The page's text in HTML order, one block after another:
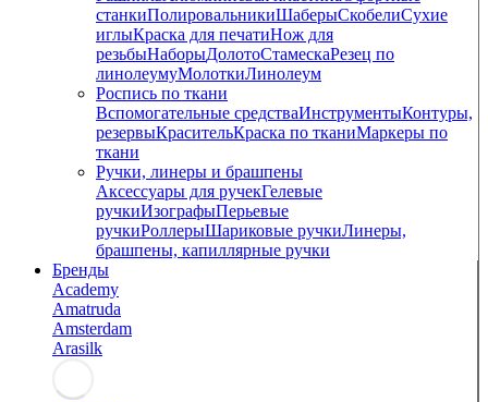
станкиПолировальникиШаберыСкобелиСухие
иглыКраска для печатиНож для
резьбыНаборыДолотоСтамескаРезец по
линолеумуМолоткиЛинолеум
Роспись по ткани
Вспомогательные средстваИнструментыКонтуры,
резервыКрасительКраска по тканиМаркеры по
ткани
Ручки, линеры и брашпены
Аксессуары для ручекГелевые
ручкиИзографыПерьевые
ручкиРоллерыШариковые ручкиЛинеры,
брашпены, капиллярные ручки
Бренды
Academy
Amatruda
Amsterdam
Arasilk